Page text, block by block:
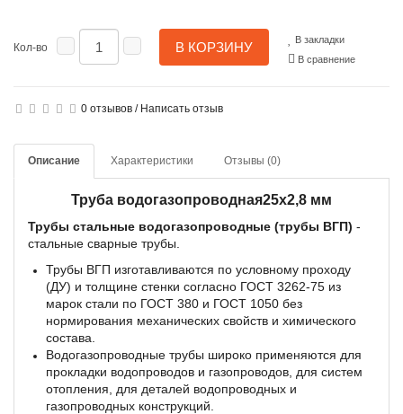
Кол-во В КОРЗИНУ
В закладки
В сравнение
0 отзывов / Написать отзыв
Описание Характеристики Отзывы (0)
Труба водогазопроводная25х2,8 мм
Трубы стальные водогазопроводные (трубы ВГП) -
стальные сварные трубы.
Трубы ВГП изготавливаются по условному проходу
(ДУ) и толщине стенки согласно ГОСТ 3262-75 из
марок стали по ГОСТ 380 и ГОСТ 1050 без
нормирования механических свойств и химического
состава.
Водогазопроводные трубы широко применяются для
прокладки водопроводов и газопроводов, для систем
отопления, для деталей водопроводных и
газопроводных конструкций.